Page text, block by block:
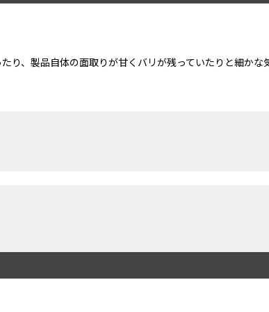
り、製品自体の面取りが甘くバリが残っていたりと細かな